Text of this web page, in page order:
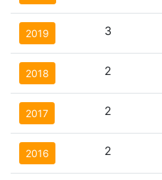
2019 3
2018 2
2017 2
2016 2